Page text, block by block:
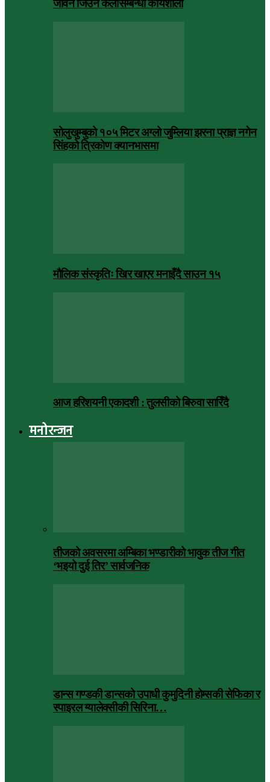
जीवन जिउने कलासम्बन्धी कार्यशाला
सोलुखुम्बुको १०५ मिटर अग्लो जुम्लिया झरना प्राज्ञ नगेन
सिंहको त्रिकोण क्यानभासमा
मौलिक संस्कृतिः खिर खाएर मनाइँदै साउन १५
आज हरिशयनी एकादशी : तुलसीको बिरुवा सारिँदै
मनोरन्जन
तीजको अवसरमा अम्बिका भण्डारीको भावुक तीज गीत
‘भइयो दुई तिर’ सार्वजनिक
डान्स गण्डकी डान्सको उपाधी कुमुदिनी होम्सकी सेफिका र
स्पाइरल ग्यालेक्सीकी सिरिना…